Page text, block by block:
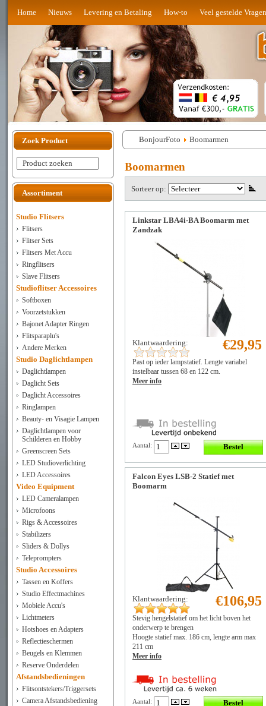
Home Nieuws Levering en Betaling How-to Veel gestelde Vragen
Zoek Product
Product zoeken
Assortiment
Studio Flitsers
Flitsers
Flitser Sets
Flitsers Met Accu
Ringflitsers
Slave Flitsers
Studioflitser Accessoires
Softboxen
Voorzetstukken
Bajonet Adapter Ringen
Flitsparaplu's
Andere Merken
Studio Daglichtlampen
Daglichtlampen
Daglicht Sets
Daglicht Accessoires
Ringlampen
Beauty- en Visagie Lampen
Daglichtlampen voor
Schilderen en Hobby
Greenscreen Sets
LED Studioverlichting
LED Accessoires
Video Equipment
LED Cameralampen
Microfoons
Rigs & Accessoires
Stabilizers
Sliders & Dollys
Teleprompters
Studio Accessoires
Tassen en Koffers
Studio Effectmachines
Mobiele Accu's
Lichtmeters
Hotshoes en Adapters
Reflectieschermen
Beugels en Klemmen
Reserve Onderdelen
Afstandsbedieningen
Flitsontstekers/Triggersets
Camera Afstandsbediening
BonjourFoto Boomarmen
Boomarmen
Sorteer op:
Linkstar LBA4i-BA Boomarm met
Zandzak
Klantwaardering: €29,95
Past op ieder lampstatief. Lengte variabel
instelbaar tussen 68 en 122 cm.
Meer info
Aantal:
Falcon Eyes LSB-2 Statief met
Boomarm
Klantwaardering: €106,95
Stevig hengelstatief om het licht boven het
onderwerp te brengen
Hoogte statief max. 186 cm, lengte arm max
211 cm
Meer info
Aantal: